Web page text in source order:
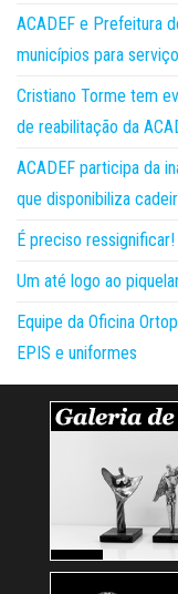
ACADEF e Prefeitura
municípios para
Cristiano Torme tem
de reabilitação da
ACADEF participa da
que disponibiliza
É preciso ressignificar!
Um até logo ao
Equipe da Oficina
EPIS e uniformes